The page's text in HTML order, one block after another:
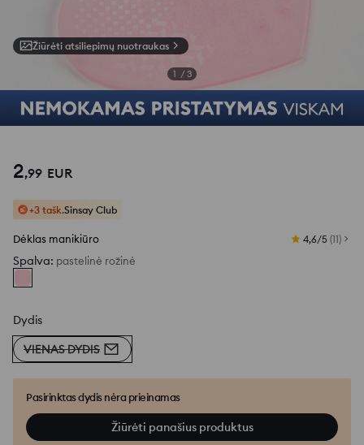
Žiūrėti atsiliepimų nuotraukas
1 / 3
2,99 EUR
+3 tašk.Sinsay Club
Dėklas manikiūro 4,6/5 (11)
Spalva: pastelinė rožinė
Dydis
VIENAS DYDIS
Pasirinktas dydis nėra prieinamas
Žiūrėti panašius produktus